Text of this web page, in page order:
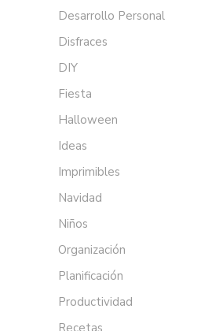
Desarrollo Personal
Disfraces
DIY
Fiesta
Halloween
Ideas
Imprimibles
Navidad
Niños
Organización
Planificación
Productividad